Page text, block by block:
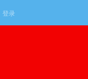
登录